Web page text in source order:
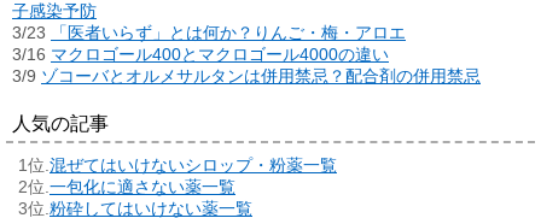
子感染予防
3/23
「医者いらず」とは何か？りんご・梅・アロエ
3/16 マクロゴール400とマクロゴール4000の違い
3/9 ゾコーバとオルメサルタンは併用禁忌？配合剤の併用禁忌
人気の記事
混ぜてはいけないシロップ・粉薬一覧
一包化に適さない薬一覧
粉砕してはいけない薬一覧